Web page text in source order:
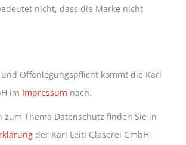
nicht, dass die Marke nicht
Offenlegungspflicht kommt die Karl
im Impressum nach.
Thema Datenschutz finden Sie in
der Karl Leitl Glaserei GmbH.